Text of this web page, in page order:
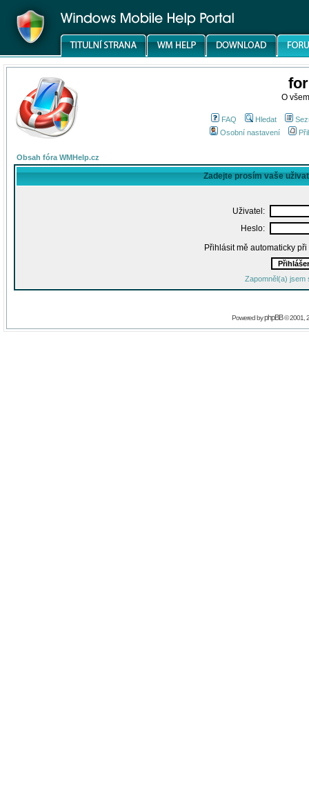
O
FAQ Hledat
Osobní nastavení
Obsah fóra WMHelp.cz
Zadejte prosím vaše
Uživatel:
Heslo:
Přihlásit mě automaticky
Zapomněl(a) jsem
Powered byphpBB© 2001,